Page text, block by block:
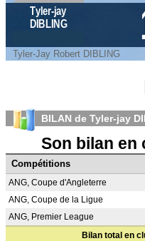
Tyler-jay
DIBLING
Tyler-Jay Robert DIBLING
BILAN de Tyler-jay
Son bilan en
Compétitions
ANG, Coupe d'Angleterre
ANG, Coupe de la Ligue
ANG, Premier League
Bilan total en